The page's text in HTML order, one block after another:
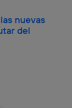
nuevas
del